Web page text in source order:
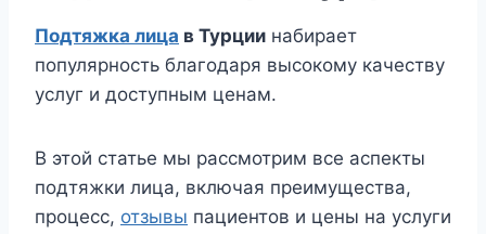
Подтяжка лица в Турции набирает
популярность благодаря высокому качеству
услуг и доступным ценам.
В этой статье мы рассмотрим все аспекты
подтяжки лица, включая преимущества,
процесс, отзывы пациентов и цены на услуги